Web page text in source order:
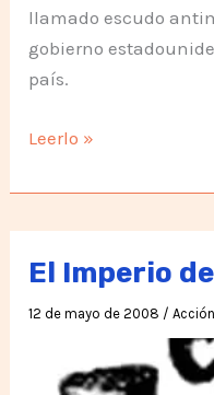
llamado escudo
gobierno
país.
No
Escudo
Estelar
Leerlo »
El Imperio
12 de mayo de 2008 /